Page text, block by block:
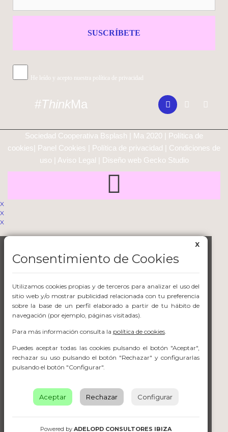
SUSCRÍBETE
He leído y acepto nuestra política de privacidad
#ThinkMa
Sociedad Cooperativa Bsplash | Ma 2020 | Política de
cookies Panel Cookies Política de privacidad
Condiciones de
uso
Aviso Legal | Diseño web Gecko Studio
X
X
X
X
Consentimiento de Cookies
Utilizamos cookies propias y de terceros para analizar el uso del
sitio web y/o mostrar publicidad relacionada con tu preferencia
sobre la base de un perfil elaborado a partir de tu hábito de
navegación (por ejemplo, páginas visitadas).
Para más información consulta la política de cookies.
Puedes aceptar todas las cookies pulsando el botón "Aceptar",
rechazar su uso pulsando el botón "Rechazar" y configurarlas
pulsando el botón "Configurar".
Aceptar Rechazar Configurar
Powered by ADELOPD CONSULTORES IBIZA